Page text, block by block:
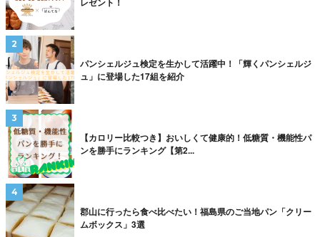
パンシェルジュ検定を生かして活躍中！「輝くパンシェルジ
ュ」に登場した17組を紹介
【カロリー比較つき】おいしくて健康的！低糖質・機能性パ
ンを勝手にランキング【第2...
郡山に行ったら食べ比べたい！福島県のご当地パン「クリー
ムボックス」3選